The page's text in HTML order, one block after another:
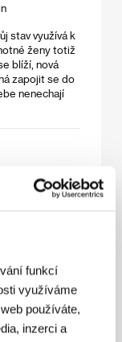
funkcí
využíváme
používáte,
inzerci a
stav využívá k
ženy totiž
blíží, nová
zapojit se do
nenechají
sama, a kde
ale vnitřní
Hravá,